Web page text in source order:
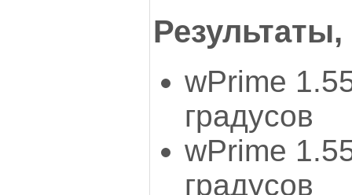
wPrime
градусов
wPrime
градусов